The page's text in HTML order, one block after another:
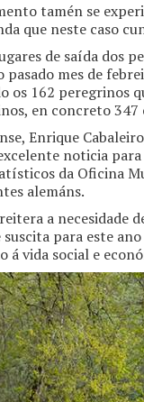
tamén se
que neste caso
de saída dos
pasado mes de
os 162 peregrinos
en concreto 347
Enrique
noticia
da Oficina
alemáns.
a necesidade
suscita para este
á vida social e